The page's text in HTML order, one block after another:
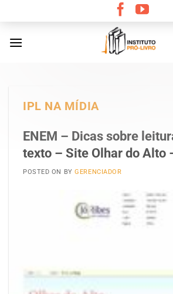
content
IPL NA MÍDIA
ENEM – Dicas sobre
texto – Site Olhar do Alto
POSTED ON BYGERENCIADOR